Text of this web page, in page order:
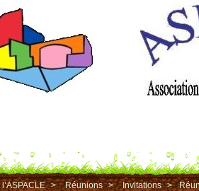
> Réunions > Invitations >